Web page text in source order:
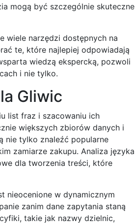
mogą być szczególnie skuteczne
wiele narzędzi dostępnych na
te, które najlepiej odpowiadają
wiedzą ekspercką, pozwoli
i nie tylko.
Gliwic
list fraz i szacowaniu ich
większych zbiorów danych i
nie tylko znaleźć popularne
zamiarze zakupu. Analiza języka
dla tworzenia treści, które
nieocenione w dynamicznym
zanim dane zapytania staną
takie jak nazwy dzielnic,